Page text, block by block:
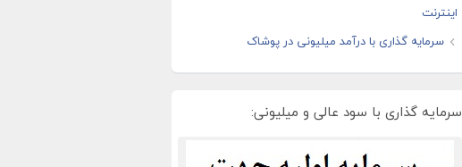
اینترنت
سرمایه گذاری با درآمد میلیونی در پوشاک
سرمایه گذاری با سود عالی و میلیونی: